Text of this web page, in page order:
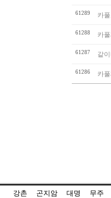
61289 카
61288 카
61287 같
61286 카
강촌 곤지암 대명 무주